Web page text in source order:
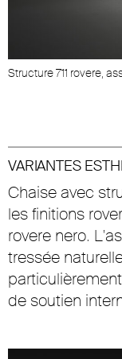
Structure 711 rovere,
VARIANTES
Chaise avec
les finitions
rovere nero.
tressée
de soutien